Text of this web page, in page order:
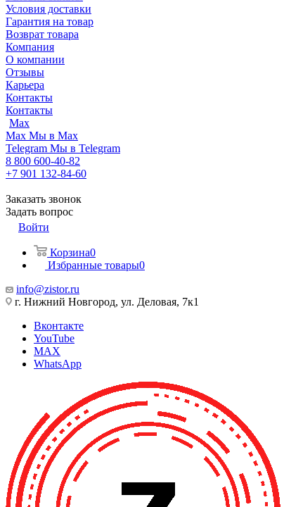
Условия доставки
Гарантия на товар
Возврат товара
Компания
О компании
Отзывы
Карьера
Контакты
Контакты
Max
Max Мы в Max
Telegram Мы в Telegram
8 800 600-40-82
+7 901 132-84-60
Заказать звонок
Задать вопрос
Войти
Корзина0
Избранные товары0
info@zistor.ru
г. Нижний Новгород, ул. Деловая, 7к1
Вконтакте
YouTube
MAX
WhatsApp